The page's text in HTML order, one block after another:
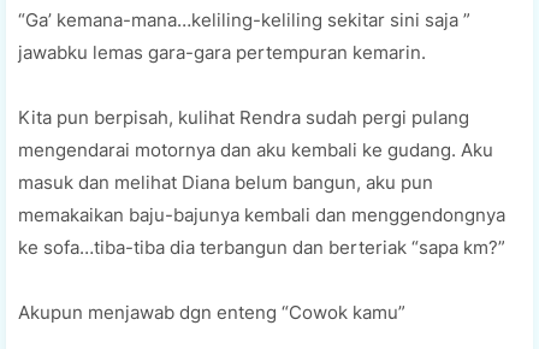
“Ga’ kemana-mana…keliling-keliling sekitar sini saja ”
jawabku lemas gara-gara pertempuran kemarin.
Kita pun berpisah, kulihat Rendra sudah pergi pulang
mengendarai motornya dan aku kembali ke gudang. Aku
masuk dan melihat Diana belum bangun, aku pun
memakaikan baju-bajunya kembali dan menggendongnya
ke sofa…tiba-tiba dia terbangun dan berteriak “sapa km?”
Akupun menjawab dgn enteng “Cowok kamu”